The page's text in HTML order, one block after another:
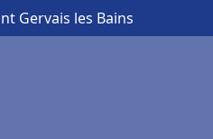
Gervais les Bains